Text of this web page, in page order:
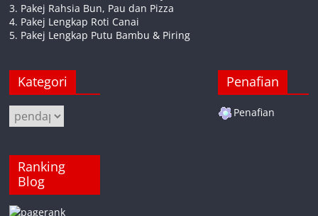
3. Pakej Rahsia Bun, Pau dan Pizza
4. Pakej Lengkap Roti Canai
5. Pakej Lengkap Putu Bambu & Piring
Kategori
Kategori
Ranking
Blog
Penafian
Penafian